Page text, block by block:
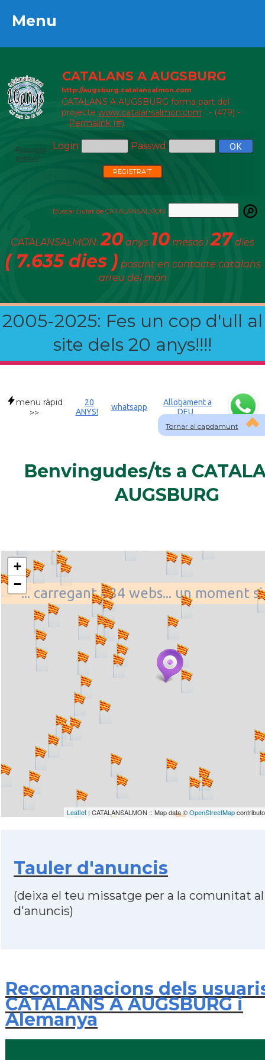
Menu
CATALANS A AUGSBURG
http://augsburg.catalansalmon.com
CATALANS A AUGSBURG forma part del
projecte www.catalansalmon.com - (479) -
Permalink (#)
Login Passwd
Password
perdut?
REGISTRA'T
Buscar ciutat de CATALANSALMON:
CATALANSALMON:20 anys 10 mesos i27 dies
( 7.635 dies ) posant en contacte catalans
arreu del món
2005-2025: Fes un cop d'ull al
site dels 20 anys!!!!
Menu
Tornar al capdamunt
menu ràpid
>>
20
ANYS!
whatsapp
Allotjament a
DEU
Benvingudes/ts a
AUGSBURG
... carregant 484 webs... un moment
+
−
Leaflet | CATALANSALMON :: Map data ©OpenStreetMap
Tauler d'anuncis
(deixa el teu missatge per a la comunitat
d'anuncis)
Recomanacions dels
CATALANS A AUGSBURG i
Alemanya